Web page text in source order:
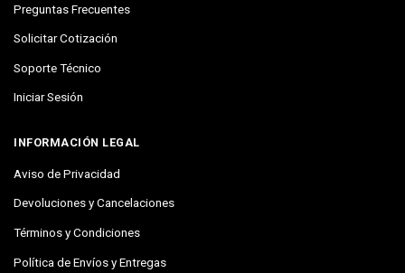
Preguntas Frecuentes
Solicitar Cotización
Soporte Técnico
Iniciar Sesión
INFORMACIÓN LEGAL
Aviso de Privacidad
Devoluciones y Cancelaciones
Términos y Condiciones
Política de Envíos y Entregas